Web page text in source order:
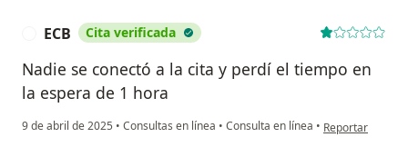
ECB Cita verificada
Nadie se conectó a la cita y perdí el tiempo en
la espera de 1 hora
9 de abril de 2025 • Consultas en línea • Consulta en línea • en opinión del
Reportar